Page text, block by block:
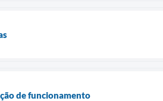
de funcionamento